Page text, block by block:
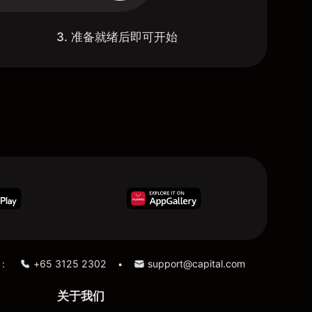
3. 准备就绪后即可开始
+65 3125 2302 • support@capital.com
关于我们